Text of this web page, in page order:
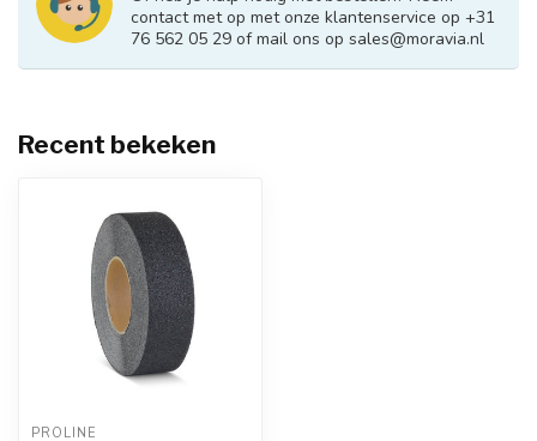
contact met op met onze klantenservice op +31
76 562 05 29 of mail ons op sales@moravia.nl
Recent bekeken
PROLINE